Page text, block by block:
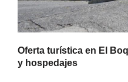
Oferta turística en El
y hospedajes